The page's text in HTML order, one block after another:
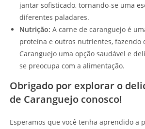
jantar sofisticado, tornando-se uma
diferentes paladares.
Nutrição: A carne de caranguejo é
proteína e outros nutrientes, fazendo
Caranguejo uma opção saudável e
se preocupa com a alimentação.
Obrigado por explorar o
de Caranguejo conosco!
Esperamos que você tenha aprendido a